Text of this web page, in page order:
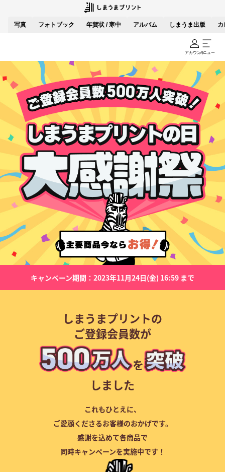
写真 フォトブック 年賀状 / 寒中 アルバム しまうま出版 カ
アカウントメニュー
キャンペーン期間：2023年11月24日(金) 16:59 まで
しまうまプリントの
ご登録会員数が
を
しました
これもひとえに、
ご愛顧くださるお客様のおかげです。
感謝を込めて各商品で
同時キャンペーンを実施中です！